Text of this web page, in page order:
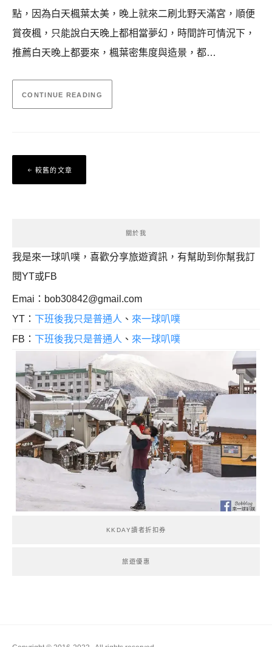
點，因為白天楓葉太美，晚上就來二刷北野天滿宮，順便
賞夜楓，只能說白天晚上都相當夢幻，時間許可情況下，
推薦白天晚上都要來，楓葉密集度與造景，都…
CONTINUE READING
章
較舊的文章
關於我
我是來一球叭噗，喜歡分享旅遊資訊，有幫助到你幫我訂
閱YT或FB
Emai： bob30842@gmail.com
YT： 下班後我只是普通人 、 來一球叭噗
FB： 下班後我只是普通人 、 來一球叭噗
KKDAY讀者折扣券
旅遊優惠